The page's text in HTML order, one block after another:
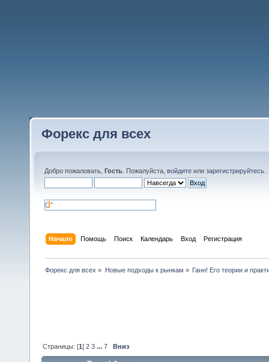
Форекс для всех
Добро пожаловать, Гость . Пожалуйста, войдите или зарегистрируйтесь
Начало Помощь Поиск Календарь Вход Регистрация
Форекс для всех » Новые подходы к рынкам » Ганн! Его теории и
Страницы: [1]2 3 ...7 Вниз